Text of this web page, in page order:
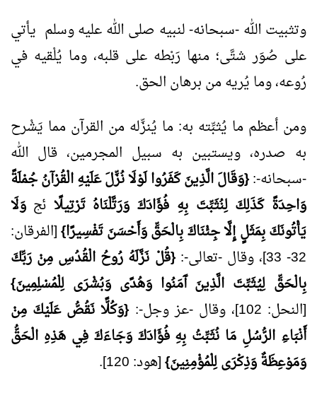
وتثبيت الله -سبحانه- لنبيه صلى الله عليه وسلم يأتي
على صُوَر شتَّى؛ منها رَبْطه على قلبه، وما يُلْقيه في
رُوعه، وما يُريه من برهان الحق.
ومن أعظم ما يُثبِّته به: ما يُنزِّله من القرآن مما يَشْرح
به صدره، ويستبين به سبيل المجرمين، قال الله
-سبحانه-:{وَقَالَ الَّذِينَ كَفَرُوا لَوْلَا نُزِّلَ عَلَيْهِ الْقُرْآنُ جُمْلَةً
وَاحِدَةً كَذَلِكَ لِنُثَبِّتَ بِهِ فُؤَادَكَ وَرَتَّلْنَاهُ تَرْتِيلًاﰀ وَلَا
يَأْتُونَكَ بِمَثَلٍ إِلَّا جِئْنَاكَ بِالْحَقِّ وَأَحْسَنَ تَفْسِيرًا}[الفرقان:
32- 33]، وقال -تعالى-:
{قُلْ نَزَّلَهُ رُوحُ الْقُدُسِ مِنْ رَبِّكَ
بِالْحَقِّ لِيُثَبِّتَ الَّذِينَ آَمَنُوا وَهُدًى وَبُشْرَى لِلْمُسْلِمِينَ}
[النحل: 102]، وقال -عز وجل-:
{وَكُلًّا نَقُصُّ عَلَيْكَ مِنْ
أَنْبَاءِ الرُّسُلِ مَا نُثَبِّتُ بِهِ فُؤَادَكَ وَجَاءَكَ فِي هَذِهِ الْحَقُّ
وَمَوْعِظَةٌ وَذِكْرَى لِلْمُؤْمِنِينَ}[هود: 120].